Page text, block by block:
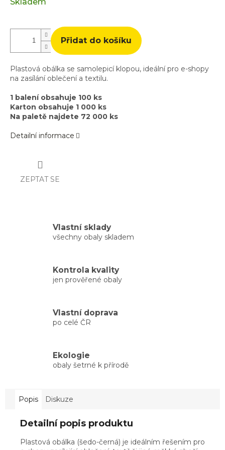
Přidat do košíku
Plastová obálka se samolepicí klopou, ideální pro e-shopy
na zasílání oblečení a textilu.
1 balení obsahuje 100 ks
Karton obsahuje 1 000 ks
Na paletě najdete 72 000 ks
Detailní informace
ZEPTAT SE
Vlastní sklady
všechny obaly skladem
Kontrola kvality
jen prověřené obaly
Vlastní doprava
po celé ČR
Ekologie
obaly šetrné k přírodě
Popis Diskuze
Detailní popis produktu
Plastová obálka (šedo-černá) je ideálním řešením pro